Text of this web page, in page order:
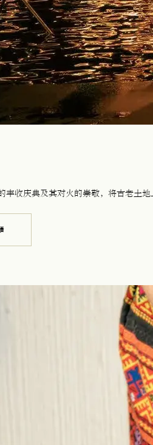
丰收庆典及其对火的崇敬，将古老土